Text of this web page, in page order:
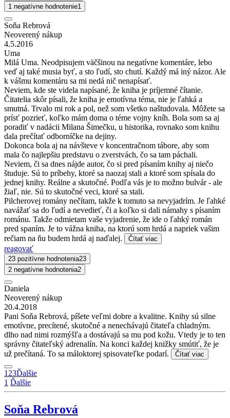
1 negatívne hodnotenie1
Soňa Rebrová
Neoverený nákup
4.5.2016
Uma
Milá Uma. Neodpisujem väčšinou na negatívne komentáre, lebo
veď aj také musia byť, a sto ľudí, sto chutí. Každý má iný názor. Ale
k vášmu komentáru sa mi nedá nič nenapísať.
Neviem, kde ste videla napísané, že kniha je príjemné čítanie.
Čitatelia skôr písali, že kniha je emotívna téma, nie je ľahká a
smutná. Trvalo mi rok a pol, než som všetko naštudovala. Môžete sa
prísť pozrieť, koľko mám doma o téme vojny kníh. Bola som sa aj
poradiť v nadácii Milana Šimečku, u historika, rovnako som knihu
dala prečítať odborníčke na dejiny.
Dokonca bola aj na návšteve v koncentračnom tábore, aby som
mala čo najlepšiu predstavu o zverstvách, čo sa tam páchali.
Neviem, či sa dnes nájde autor, čo si pred písaním knihy aj niečo
študuje. Sú to príbehy, ktoré sa naozaj stali a ktoré som spísala do
jednej knihy. Reálne a skutočné. Podľa vás je to možno bulvár - ale
žiaľ, nie. Sú to skutočné veci, ktoré sa stali.
Pilcherovej romány nečítam, takže k tomuto sa nevyjadrím. Je ľahké
navážať sa do ľudí a nevedieť, či a koľko si dali námahy s písaním
románu. Takže odmietam vaše vyjadrenie, že ide o ľahký román
pred spaním. Je to vážna kniha, na ktorú som hrdá a napriek vašim
rečiam na ňu budem hrdá aj naďalej.
Čítať viac
reagovať
23 pozitívne hodnotenia23
2 negatívne hodnotenia2
Daniela
Neoverený nákup
20.4.2018
Pani Soňa Rebrová, píšete veľmi dobre a kvalitne. Knihy sú silne
emotívne, precítené, skutočné a nenechávajú čitateľa chladným.
dlho nad nimi rozmýšľa a dostávajú sa mu pod kožu. Vtedy je to ten
správny čitateľský adrenalín. Na konci každej knižky smútiť, že je
už prečítaná. To sa máloktorej spisovateľke podarí.
Čítať viac
1 23Ďalšie
1 Ďalšie
Soňa Rebrová